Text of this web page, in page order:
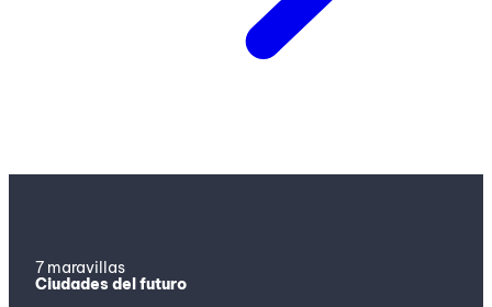
7 maravillas
Ciudades del futuro